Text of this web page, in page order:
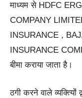
माध्यम से HDFC
COMPANY
INSURANCE ,
INSURANCE
बीमा कराया जाता है।
ठगी करने वाले व्यक्त्यिों